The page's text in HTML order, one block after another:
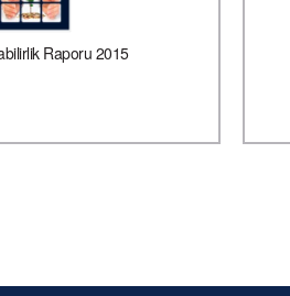
Raporu 2015